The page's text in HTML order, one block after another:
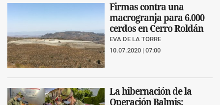
Firmas contra una
macrogranja para 6.000
cerdos en Cerro Roldán
EVA DE LA TORRE
10.07.2020 | 07:00
La hibernación de la
Operación Balmis: